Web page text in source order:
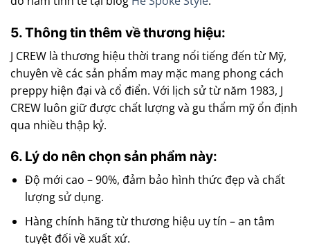
5. Thông tin thêm về thương hiệu:
J CREW là thương hiệu thời trang nổi tiếng đến từ Mỹ,
chuyên về các sản phẩm may mặc mang phong cách
preppy hiện đại và cổ điển. Với lịch sử từ năm 1983, J
CREW luôn giữ được chất lượng và gu thẩm mỹ ổn định
qua nhiều thập kỷ.
6. Lý do nên chọn sản phẩm này:
Độ mới cao – 90%, đảm bảo hình thức đẹp và chất
lượng sử dụng.
Hàng chính hãng từ thương hiệu uy tín – an tâm
tuyệt đối về xuất xứ.